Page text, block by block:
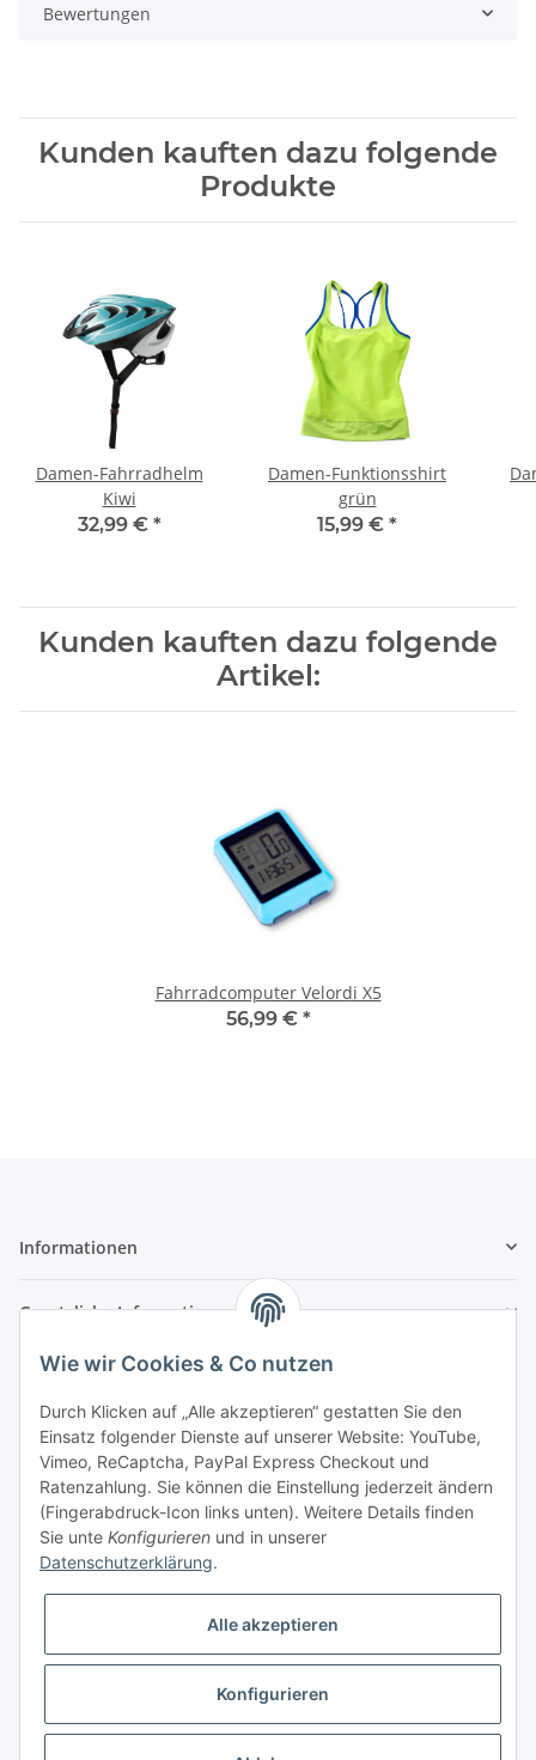
Bewertungen
Kunden kauften dazu folgende
Produkte
Damen-Fahrradhelm
Kiwi
32,99 € *
Damen-Funktionsshirt
grün
15,99 € *
Kunden kauften dazu folgende
Artikel:
Fahrradcomputer Velordi X5
56,99 € *
Informationen
Gesetzliche Informationen
dienen ausschließlich der Demonstration des JTL-Shops.
Wie wir Cookies & Co nutzen
Durch Klicken auf „Alle akzeptieren“ gestatten Sie den
Einsatz folgender Dienste auf unserer Website: YouTube,
Vimeo, ReCaptcha, PayPal Express Checkout und
Ratenzahlung. Sie können die Einstellung jederzeit ändern
(Fingerabdruck-Icon links unten). Weitere Details finden
Sie unte Konfigurieren und in unserer
Datenschutzerklärung.
Alle akzeptieren
Konfigurieren